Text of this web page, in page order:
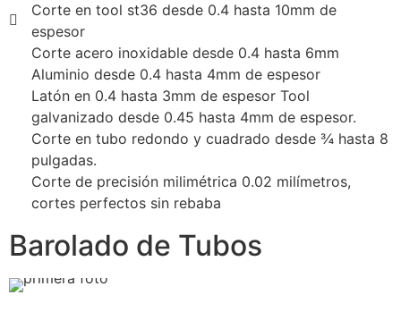
Corte en tool st36 desde 0.4 hasta 10mm de
espesor
Corte acero inoxidable desde 0.4 hasta 6mm
Aluminio desde 0.4 hasta 4mm de espesor
Latón en 0.4 hasta 3mm de espesor Tool
galvanizado desde 0.45 hasta 4mm de espesor.
Corte en tubo redondo y cuadrado desde ¾ hasta 8
pulgadas.
Corte de precisión milimétrica 0.02 milímetros,
cortes perfectos sin rebaba
Barolado de Tubos